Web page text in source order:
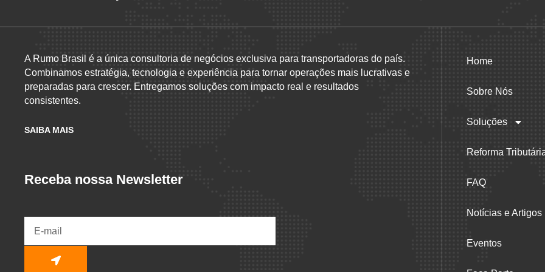
A Rumo Brasil é a única consultoria de negócios exclusiva para transportadoras do país.
Combinamos estratégia, tecnologia e experiência para tornar operações mais lucrativas e
preparadas para crescer. Entregamos soluções com impacto real e resultados
consistentes.
SAIBA MAIS
Receba nossa Newsletter
Home
Sobre Nós
Soluções
Reforma
FAQ
Notícias e Artigos
Eventos